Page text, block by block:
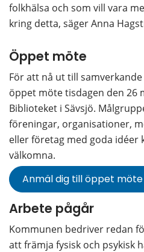
folkhälsa och som vill vara
kring detta, säger Anna
Öppet möte
För att nå ut till
öppet möte tisdagen den 26
Biblioteket i Sävsjö.
föreningar, organisationer,
eller företag med goda idéer
välkomna.
Anmäl dig till öppet
Arbete pågår
Kommunen bedriver redan
att främja fysisk och psykisk